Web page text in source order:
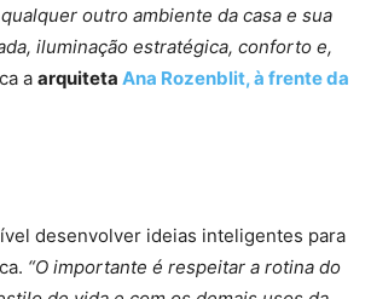
outro ambiente da casa e sua
iluminação estratégica, conforto e,
a arquiteta Ana Rozenblit, à frente da
desenvolver ideias inteligentes para
“O importante é respeitar a rotina do